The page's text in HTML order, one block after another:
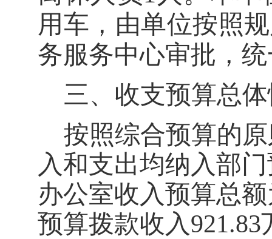
用车 ，由单位按照
务服务中心审批，
三、收支预算总
按照综合预算的
入和支出均纳入部
办公室收入预算总
预算拨款收入921.83